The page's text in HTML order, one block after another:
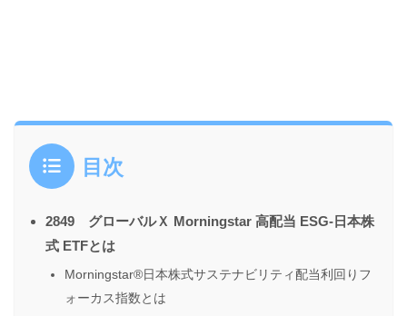
目次
2849 グローバルＸ Morningstar 高配当 ESG-日本株
式 ETFとは
Morningstar®日本株式サステナビリティ配当利回りフ
ォーカス指数とは